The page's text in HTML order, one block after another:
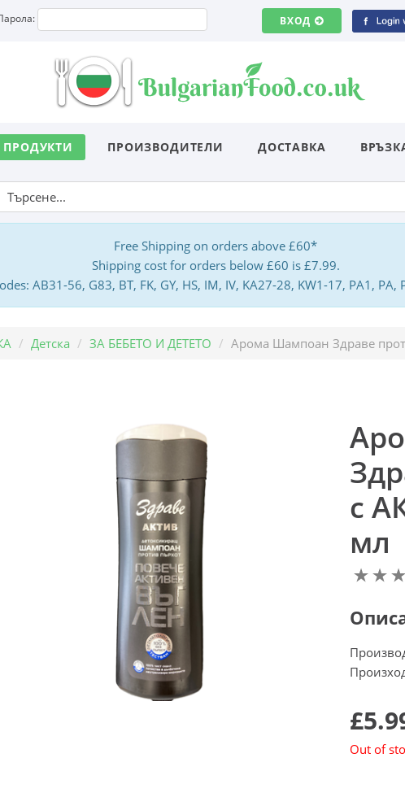
ВХОД
ПРОДУКТИ ПРОИЗВОДИТЕЛИ ДОСТАВКА
Free Shipping on orders above £60*
Shipping cost for orders below £60 is £7.99.
AB31-56, G83, BT, FK, GY, HS, IM, IV, KA27-28, KW1-17, PA1, PA,
Детска ЗА БЕБЕТО И ДЕТЕТО Арома Шампоан Здраве
с
мл
Out of